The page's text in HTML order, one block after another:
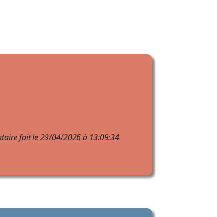
fait le 29/04/2026 à 13:09:34